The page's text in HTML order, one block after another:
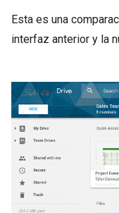
Esta es una
interfaz anterior y la